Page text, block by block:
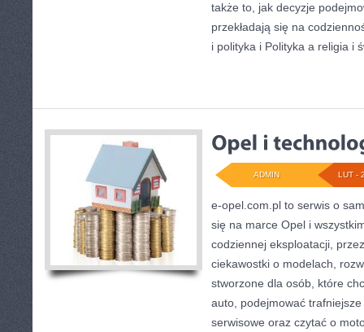
także to, jak decyzje
przekładają się na
i polityka i Polityka a religia i
LUT -
ADMIN
e-opel.com.pl to serwis o
się na marce Opel i
codziennej eksploatacji,
ciekawostki o modelach,
stworzone dla osób, które
auto, podejmować
serwisowe oraz czytać o